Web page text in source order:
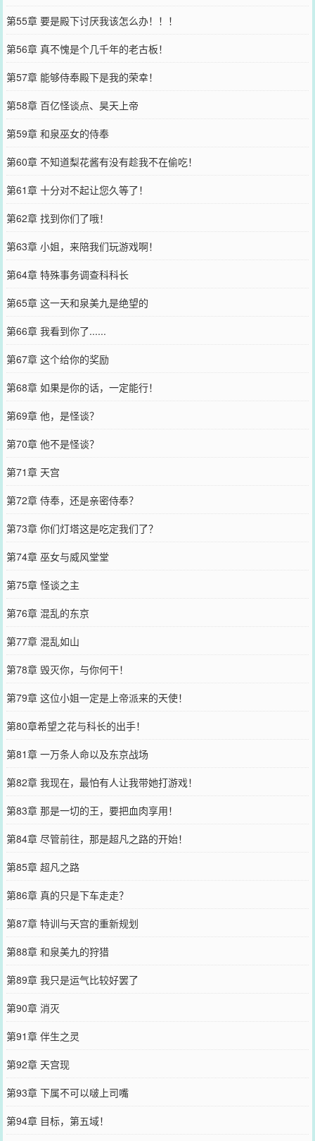
第55章 要是殿下讨厌我该怎么办！！！
第56章 真不愧是个几千年的老古板！
第57章 能够侍奉殿下是我的荣幸！
第58章 百亿怪谈点、昊天上帝
第59章 和泉巫女的侍奉
第60章 不知道梨花酱有没有趁我不在偷吃！
第61章 十分对不起让您久等了！
第62章 找到你们了哦！
第63章 小姐，来陪我们玩游戏啊！
第64章 特殊事务调查科科长
第65章 这一天和泉美九是绝望的
第66章 我看到你了......
第67章 这个给你的奖励
第68章 如果是你的话，一定能行！
第69章 他，是怪谈？
第70章 他不是怪谈？
第71章 天宫
第72章 侍奉，还是亲密侍奉？
第73章 你们灯塔这是吃定我们了？
第74章 巫女与威风堂堂
第75章 怪谈之主
第76章 混乱的东京
第77章 混乱如山
第78章 毁灭你，与你何干！
第79章 这位小姐一定是上帝派来的天使！
第80章希望之花与科长的出手！
第81章 一万条人命以及东京战场
第82章 我现在，最怕有人让我带她打游戏！
第83章 那是一切的王，要把血肉享用！
第84章 尽管前往，那是超凡之路的开始！
第85章 超凡之路
第86章 真的只是下车走走？
第87章 特训与天宫的重新规划
第88章 和泉美九的狩猎
第89章 我只是运气比较好罢了
第90章 消灭
第91章 伴生之灵
第92章 天宫现
第93章 下属不可以啵上司嘴
第94章 目标，第五域！